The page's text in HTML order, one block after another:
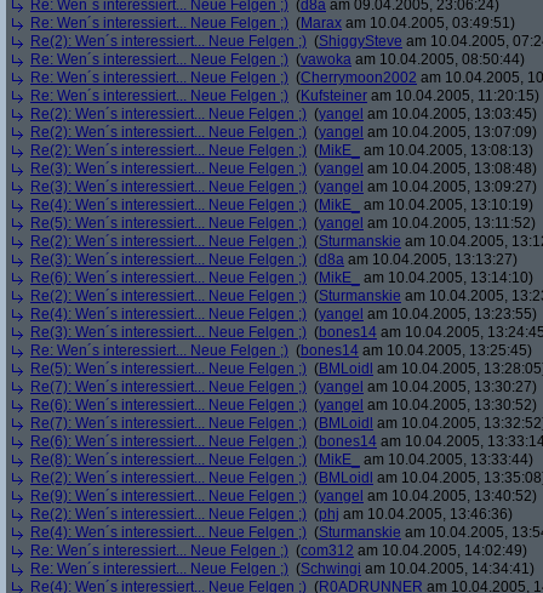
Re: Wen´s interessiert... Neue Felgen ;) (d8a am 09.04.2005, 23:06:24)
Re: Wen´s interessiert... Neue Felgen ;) (Marax am 10.04.2005, 03:49:51)
Re(2): Wen´s interessiert... Neue Felgen ;) (ShiggySteve am 10.04.2005,
Re: Wen´s interessiert... Neue Felgen ;) (vawoka am 10.04.2005, 08:50:44)
Re: Wen´s interessiert... Neue Felgen ;) (Cherrymoon2002 am 10.04.2005,
Re: Wen´s interessiert... Neue Felgen ;) (Kufsteiner am 10.04.2005, 11:20:15)
Re(2): Wen´s interessiert... Neue Felgen ;) (yangel am 10.04.2005, 13:03:45)
Re(2): Wen´s interessiert... Neue Felgen ;) (yangel am 10.04.2005, 13:07:09)
Re(2): Wen´s interessiert... Neue Felgen ;) (MikE_
am 10.04.2005, 13:08:13)
Re(3): Wen´s interessiert... Neue Felgen ;) (yangel am 10.04.2005, 13:08:48)
Re(3): Wen´s interessiert... Neue Felgen ;) (yangel am 10.04.2005, 13:09:27)
Re(4): Wen´s interessiert... Neue Felgen ;) (MikE_
am 10.04.2005, 13:10:19)
Re(5): Wen´s interessiert... Neue Felgen ;) (yangel am 10.04.2005, 13:11:52)
Re(2): Wen´s interessiert... Neue Felgen ;) (Sturmanskie am 10.04.2005,
Re(3): Wen´s interessiert... Neue Felgen ;) (d8a am 10.04.2005, 13:13:27)
Re(6): Wen´s interessiert... Neue Felgen ;) (MikE_
am 10.04.2005, 13:14:10)
Re(2): Wen´s interessiert... Neue Felgen ;) (Sturmanskie am 10.04.2005,
Re(4): Wen´s interessiert... Neue Felgen ;) (yangel am 10.04.2005, 13:23:55)
Re(3): Wen´s interessiert... Neue Felgen ;) (bones14 am 10.04.2005,
Re: Wen´s interessiert... Neue Felgen ;) (bones14 am 10.04.2005, 13:25:45)
Re(5): Wen´s interessiert... Neue Felgen ;) (BMLoidl am 10.04.2005,
Re(7): Wen´s interessiert... Neue Felgen ;) (yangel am 10.04.2005, 13:30:27)
Re(6): Wen´s interessiert... Neue Felgen ;) (yangel am 10.04.2005, 13:30:52)
Re(7): Wen´s interessiert... Neue Felgen ;) (BMLoidl am 10.04.2005,
Re(6): Wen´s interessiert... Neue Felgen ;) (bones14 am 10.04.2005,
Re(8): Wen´s interessiert... Neue Felgen ;) (MikE_
am 10.04.2005, 13:33:44)
Re(2): Wen´s interessiert... Neue Felgen ;) (BMLoidl am 10.04.2005,
Re(9): Wen´s interessiert... Neue Felgen ;) (yangel am 10.04.2005, 13:40:52)
Re(2): Wen´s interessiert... Neue Felgen ;) (phj am 10.04.2005, 13:46:36)
Re(4): Wen´s interessiert... Neue Felgen ;) (Sturmanskie am 10.04.2005,
Re: Wen´s interessiert... Neue Felgen ;) (com312 am 10.04.2005, 14:02:49)
Re: Wen´s interessiert... Neue Felgen ;) (Schwingi am 10.04.2005, 14:34:41)
Re(4): Wen´s interessiert... Neue Felgen ;) (R0ADRUNNER am 10.04.2005,